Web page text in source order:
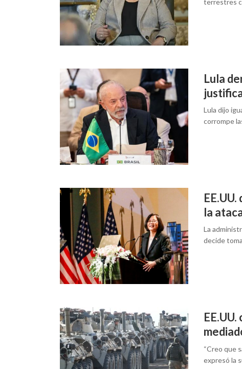
terrestres
Lula
Lula dijo
corrompe
la
La
decide
“Creo que
expresó la